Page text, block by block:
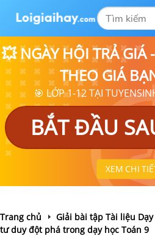
💥 NGÀY HỘI TRẢ
THEO GIÁ
🎯 LỚP 1-12 TẠI
BẮT ĐẦU
XEM CHI
Trang chủ
Giải bài tập Tài liệu
tư duy đột phá trong dạy học Toán 9